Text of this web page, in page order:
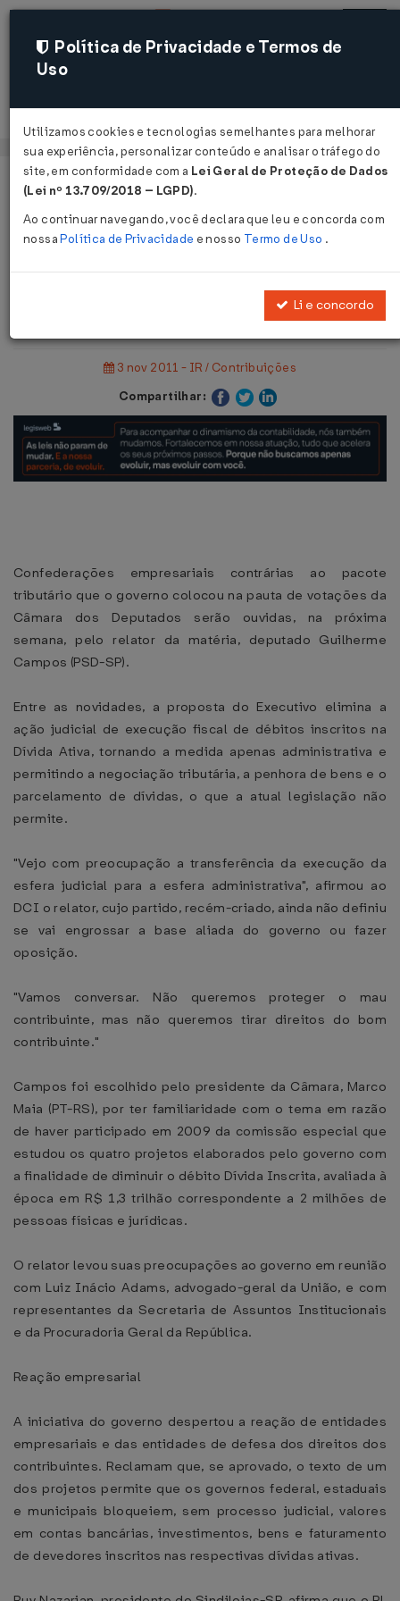
Acessar
Página Inicial
Notícias
Pacote tributário enfrenta
3 nov 2011 - IR / Contribuições
Compartilhar:
Confederações empresariais contrárias ao pacote
tributário que o governo colocou na pauta de votações da
Câmara dos Deputados serão ouvidas, na próxima
semana, pelo relator da matéria, deputado Guilherme
Campos (PSD-SP).
Entre as novidades, a proposta do Executivo elimina a
ação judicial de execução fiscal de débitos inscritos na
Dívida Ativa, tornando a medida apenas administrativa e
permitindo a negociação tributária, a penhora de bens e o
parcelamento de dívidas, o que a atual legislação não
permite.
"Vejo com preocupação a transferência da execução da
esfera judicial para a esfera administrativa", afirmou ao
DCI o relator, cujo partido, recém-criado, ainda não definiu
se vai engrossar a base aliada do governo ou fazer
oposição.
"Vamos conversar. Não queremos proteger o mau
contribuinte, mas não queremos tirar direitos do bom
contribuinte."
Campos foi escolhido pelo presidente da Câmara, Marco
Maia (PT-RS), por ter familiaridade com o tema em razão
de haver participado em 2009 da comissão especial que
estudou os quatro projetos elaborados pelo governo com
a finalidade de diminuir o débito Dívida Inscrita, avaliada à
época em R$ 1,3 trilhão correspondente a 2 milhões de
pessoas físicas e jurídicas.
O relator levou suas preocupações ao governo em reunião
com Luiz Inácio Adams, advogado-geral da União, e com
representantes da Secretaria de Assuntos Institucionais
e da Procuradoria Geral da República.
Reação empresarial
A iniciativa do governo despertou a reação de entidades
empresariais e das entidades de defesa dos direitos dos
contribuintes. Reclamam que, se aprovado, o texto de um
dos projetos permite que os governos federal, estaduais
e municipais bloqueiem, sem processo judicial, valores
em contas bancárias, investimentos, bens e faturamento
de devedores inscritos nas respectivas dívidas ativas.
Política de Privacidade e Termos de
Uso
Utilizamos cookies e tecnologias semelhantes para melhorar
sua experiência, personalizar conteúdo e analisar o tráfego do
site, em conformidade com a Lei Geral de Proteção de Dados
(Lei nº 13.709/2018 – LGPD).
Ao continuar navegando, você declara que leu e concorda com
nossaPolítica de Privacidade e nosso Termo de Uso .
Li e concordo